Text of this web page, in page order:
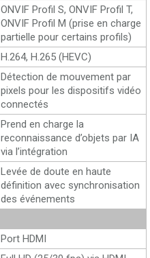
ONVIF Profil S, ONVIF Profil T,
ONVIF Profil M (prise en charge
partielle pour certains profils)
H.264, H.265 (HEVC)
Détection de mouvement par
pixels pour les dispositifs vidéo
connectés
Prend en charge la
reconnaissance d’objets par IA
via l’intégration
Levée de doute en haute
définition avec synchronisation
des événements
Port HDMI